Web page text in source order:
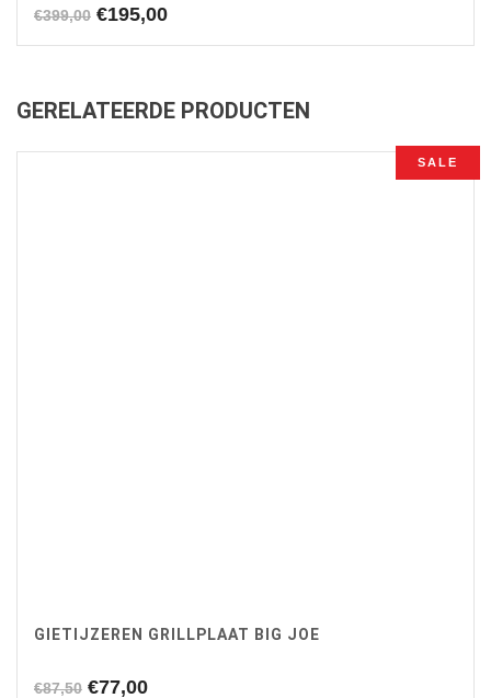
€399,00 Oorspronkelijke
€195,00Huidige
GERELATEERDE PRODUCTEN
SALE
GIETIJZEREN GRILLPLAAT BIG JOE
€87,50 Oorspronkelijke
€77,00Huidige